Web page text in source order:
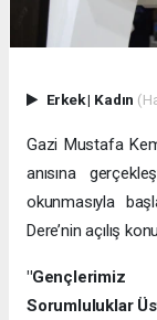
Erkek| Kadın
Gazi Mustafa
anısına
okunmasıyla
Dere’nin açılış
Sorumluluklar